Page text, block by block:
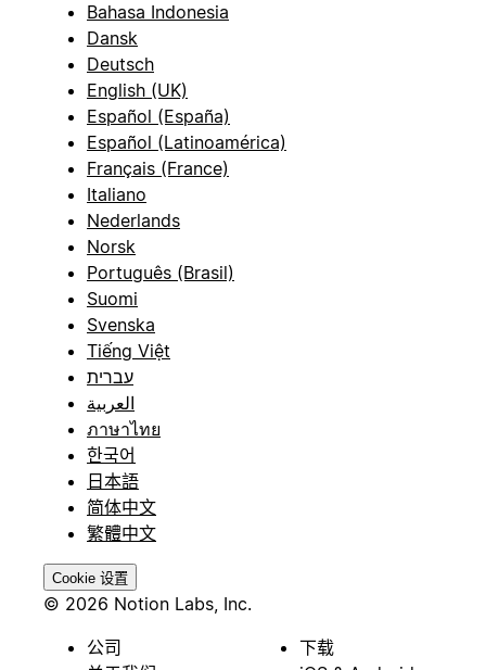
Bahasa Indonesia
Dansk
Deutsch
English (UK)
Español (España)
Español (Latinoamérica)
Français (France)
Italiano
Nederlands
Norsk
Português (Brasil)
Suomi
Svenska
Tiếng Việt
עברית
العربية
ภาษาไทย
한국어
日本語
简体中文
繁體中文
Cookie 设置
© 2026 Notion Labs, Inc.
公司
下载